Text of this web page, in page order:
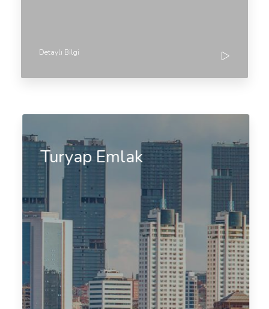
Detaylı Bilgi
Turyap Emlak